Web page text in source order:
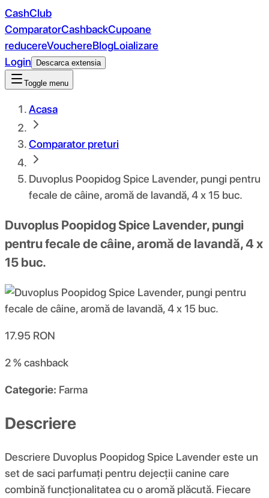
CashClub
ComparatorCashbackCupoane
reducereVouchereBlogLoializare
Login
Descarca extensia
Toggle menu
Acasa
Comparator preturi
Duvoplus Poopidog Spice Lavender, pungi pentru
fecale de câine, aromă de lavandă, 4 x 15 buc.
Duvoplus Poopidog Spice Lavender, pungi
pentru fecale de câine, aromă de lavandă, 4 x
15 buc.
17.95 RON
2 %cashback
Categorie: Farma
Descriere
Descriere Duvoplus Poopidog Spice Lavender este un
set de saci parfumați pentru dejecții canine care
combină funcționalitatea cu o aromă plăcută. Fiecare